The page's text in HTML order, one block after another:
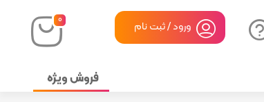
۰ ورود / ثبت نام
فروش ویژه